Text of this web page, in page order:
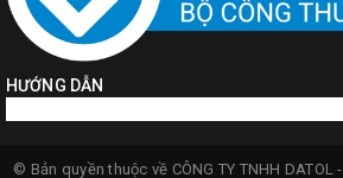
HƯỚNG DẪN
© Bản quyền thuộc về CÔNG TY TNHH DATOL -